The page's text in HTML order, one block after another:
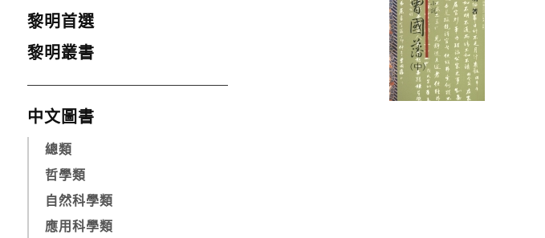
黎明首選
黎明叢書
中文圖書
總類
哲學類
自然科學類
應用科學類